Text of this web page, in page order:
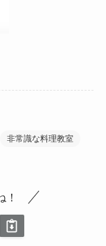
非常識な料理教室